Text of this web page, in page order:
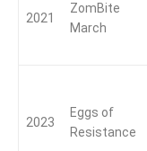
2021
ZomBite
March
2023
Eggs of
Resistance